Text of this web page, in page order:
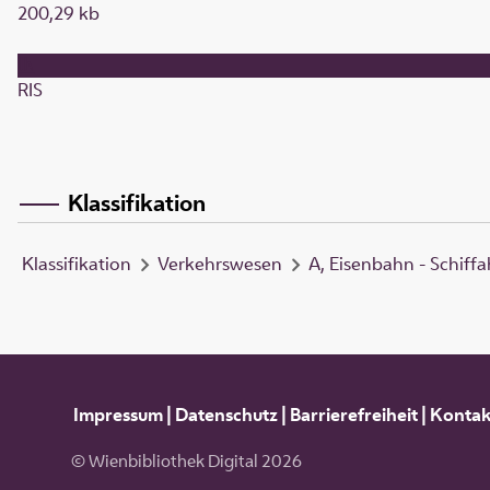
200,29 kb
RIS
Klassifikation
Klassifikation Verkehrswesen A, Eisenbahn -
Impressum| Datenschutz| Barrierefreiheit|
© Wienbibliothek Digital 2026